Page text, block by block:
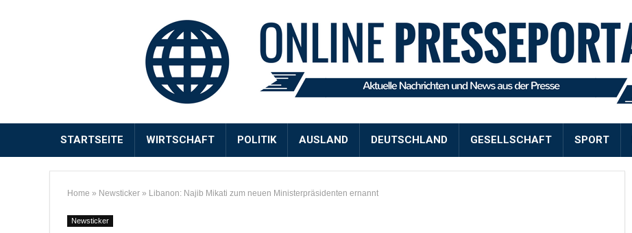
STARTSEITE WIRTSCHAFT POLITIK AUSLAND DEUTSCHLAND GESELLSCHAFT SPORT
Home » Newsticker » Libanon: Najib Mikati zum neuen Ministerpräsidenten ernannt
Newsticker